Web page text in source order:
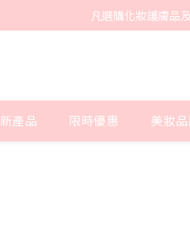
凡選購化妝護膚品
新產品 限時優惠 美妝